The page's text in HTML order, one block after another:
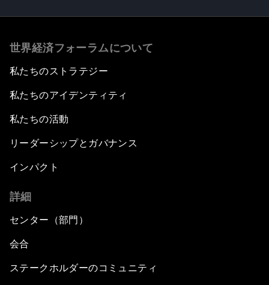
世界経済フォーラムについて
私たちのストラテジー
私たちのアイデンティティ
私たちの活動
リーダーシップとガバナンス
インパクト
詳細
センター（部門）
会合
ステークホルダーのコミュニティ